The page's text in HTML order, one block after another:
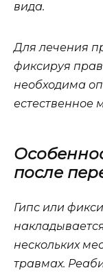
вида.
Для лечения
фиксируя
необходима
естественное
после
Гипс или
нескольких
травмах.